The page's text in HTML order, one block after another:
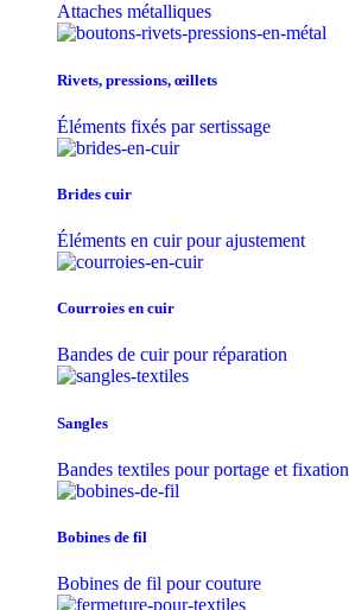
Attaches métalliques
Rivets, pressions, œillets
Éléments fixés par sertissage
Brides cuir
Éléments en cuir pour ajustement
Courroies en cuir
Bandes de cuir pour réparation
Sangles
Bandes textiles pour portage et fixation
Bobines de fil
Bobines de fil pour couture